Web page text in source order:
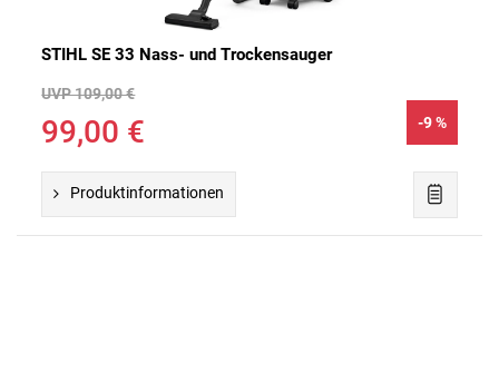
STIHL SE 33 Nass- und Trockensauger
UVP 109,00 €
99,00 € -9 %
Produktinformationen